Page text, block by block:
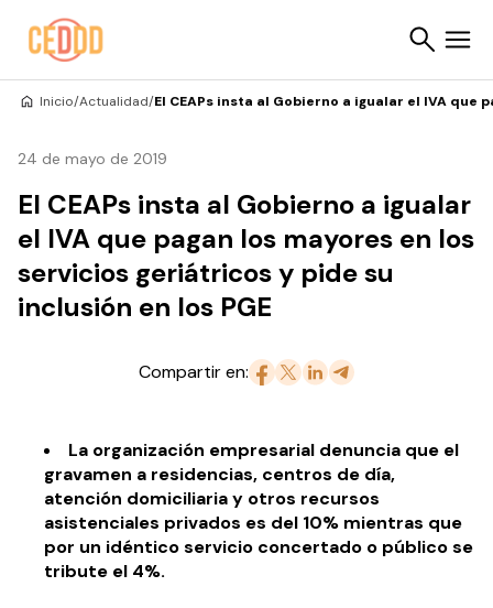
Inicio/Actualidad/El CEAPs insta al Gobierno a igualar el IVA
24 de mayo de 2019
El CEAPs insta al Gobierno a igualar
el IVA que pagan los mayores en los
servicios geriátricos y pide su
inclusión en los PGE
Compartir en:
La organización empresarial denuncia que el
gravamen a residencias, centros de día,
atención domiciliaria y otros recursos
asistenciales privados es del 10% mientras que
por un idéntico servicio concertado o público se
tribute el 4%.